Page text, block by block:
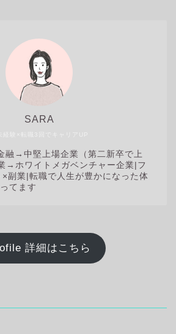
経験×転職3回でキャリアUP
SARA
融→中堅上場企業（第二新卒で上
→ホワイトメガベンチャー企業|フ
副業|転職で人生が豊かになった体
てます
詳細はこちら